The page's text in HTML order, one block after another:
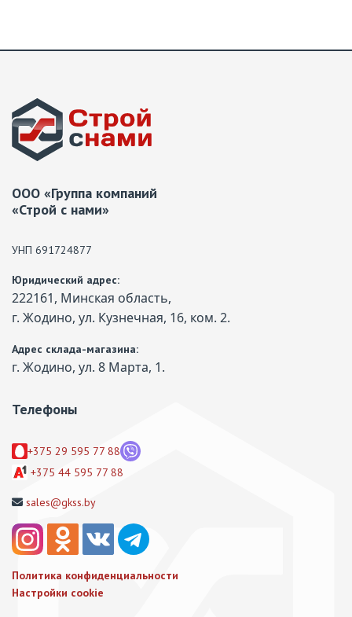
ООО «Группа компаний
«Строй с нами»
УНП 691724877
Юридический адрес:
222161, Минская область,
г. Жодино, ул. Кузнечная, 16, ком. 2.
Адрес склада-магазина:
г. Жодино, ул. 8 Марта, 1.
Телефоны
+375 29 595 77 88
+375 44 595 77 88
sales@gkss.by
Политика конфиденциальности
Настройки cookie